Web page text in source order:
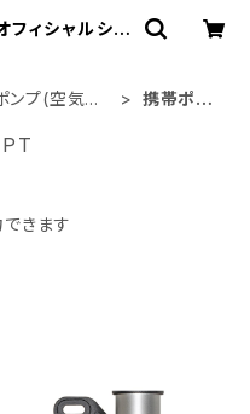
ィシャルショ
ンプ(空気入
携帯ポン
きます